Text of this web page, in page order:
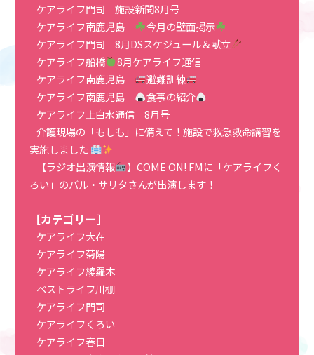
ケアライフ門司 施設新聞8月号
ケアライフ南鹿児島
今月の壁面掲示
ケアライフ門司 8月DSスケジュール＆献立
ケアライフ船橋
8月ケアライフ通信
ケアライフ南鹿児島
避難訓練
ケアライフ南鹿児島
食事の紹介
ケアライフ上白水通信 8月号
介護現場の「もしも」に備えて！施設で救急救命講習を
実施しました
【ラジオ出演情報
】COME ON! FMに「ケアライフく
ろい」のバル・サリタさんが出演します！
［カテゴリー］
ケアライフ大在
ケアライフ菊陽
ケアライフ綾羅木
ベストライフ川棚
ケアライフ門司
ケアライフくろい
ケアライフ春日